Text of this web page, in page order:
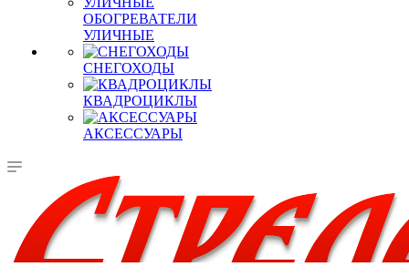
ОБОГРЕВАТЕЛИ
УЛИЧНЫЕ
СНЕГОХОДЫ
КВАДРОЦИКЛЫ
АКСЕССУАРЫ